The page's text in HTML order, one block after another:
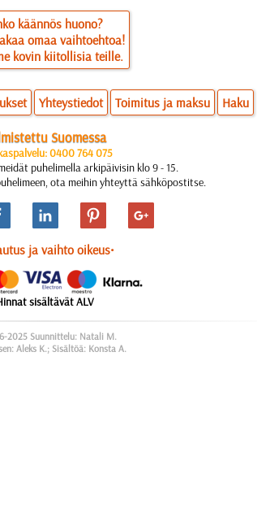
käännös huono?
omaa vaihtoehtoa!
kovin kiitollisia teille.
Yhteystiedot Toimitus ja maksu Haku
Suomessa
0400 764 075
puhelimella arkipäivisin klo 9 - 15.
ota meihin yhteyttä sähköpostitse.
ja vaihto oikeus•
sisältävät ALV
2025 Suunnittelu: Natali M.
Aleks K.; Sisältöä: Konsta A.